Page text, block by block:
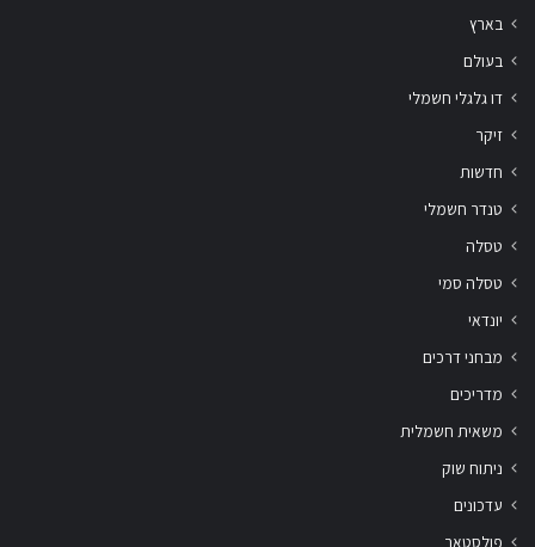
בארץ
בעולם
דו גלגלי חשמלי
זיקר
חדשות
טנדר חשמלי
טסלה
טסלה סמי
יונדאי
מבחני דרכים
מדריכים
משאית חשמלית
ניתוח שוק
עדכונים
פולסטאר